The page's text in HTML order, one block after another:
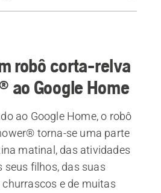
robô corta-relva
ao Google Home
ao Google Home, o robô
torna-se uma parte
matinal, das atividades
seus filhos, das suas
e de muitas